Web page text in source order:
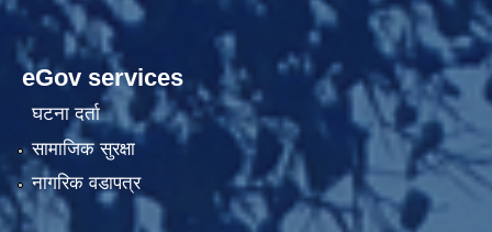
eGov services
घटना दर्ता
सामाजिक सुरक्षा
नागरिक वडापत्र